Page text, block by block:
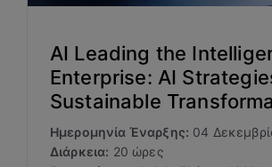
AI Leading the
Enterprise: AI
Sustainable
Ημερομηνία Έναρξης: 04
Διάρκεια: 20 ώρες